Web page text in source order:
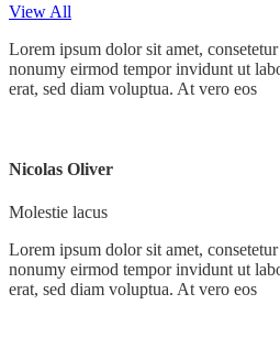
View All
Lorem ipsum dolor sit amet,
nonumy eirmod tempor invidunt ut
erat, sed diam voluptua. At vero eos
Nicolas Oliver
Molestie lacus
Lorem ipsum dolor sit amet,
nonumy eirmod tempor invidunt ut
erat, sed diam voluptua. At vero eos